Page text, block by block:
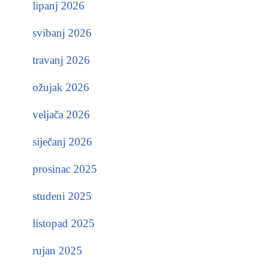
lipanj 2026
svibanj 2026
travanj 2026
ožujak 2026
veljača 2026
siječanj 2026
prosinac 2025
studeni 2025
listopad 2025
rujan 2025